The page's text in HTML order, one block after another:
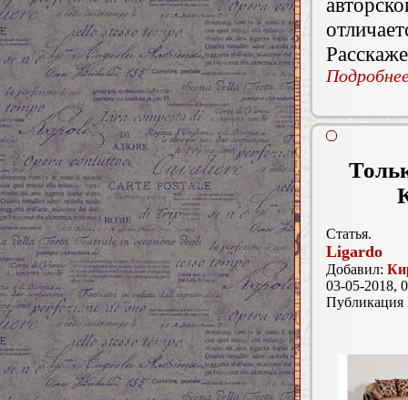
Статья.
Ligardo
Добавил:
03-05-2018,